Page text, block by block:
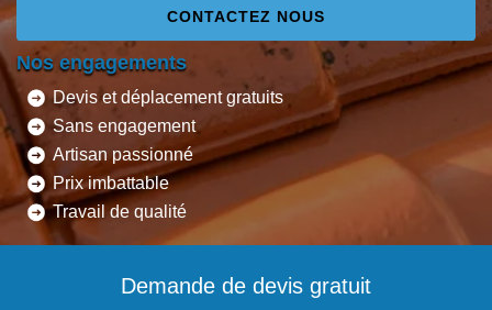
CONTACTEZ NOUS
Nos engagements
Devis et déplacement gratuits
Sans engagement
Artisan passionné
Prix imbattable
Travail de qualité
Demande de devis gratuit